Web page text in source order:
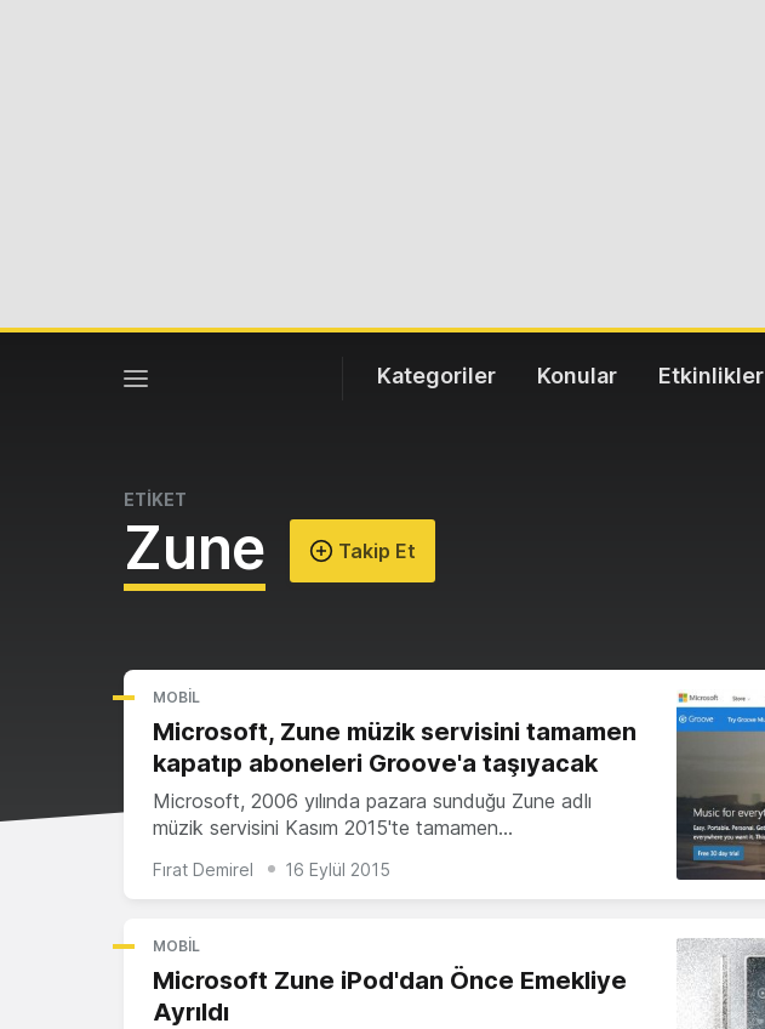
Kategoriler Konular Etkinlikler
ETİKET
Zune Takip Et
MOBIL
Microsoft, Zune müzik servisini tamamen
kapatıp aboneleri Groove'a taşıyacak
Microsoft, 2006 yılında pazara sunduğu Zune adlı
müzik servisini Kasım 2015'te tamamen…
Fırat Demirel 16 Eylül 2015
MOBIL
Microsoft Zune iPod'dan Önce Emekliye
Ayrıldı